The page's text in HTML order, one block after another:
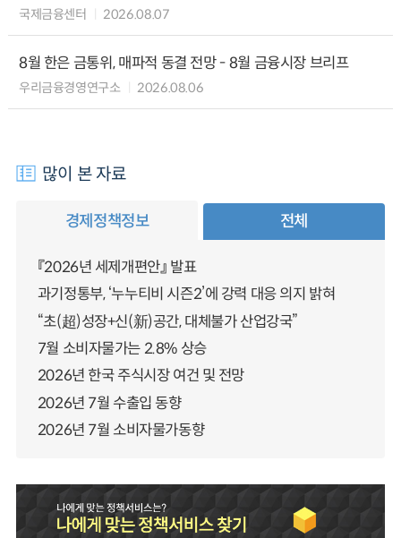
국제금융센터 2026.08.07
8월 한은 금통위, 매파적 동결 전망 - 8월 금융시장 브리프
우리금융경영연구소 2026.08.06
많이 본 자료
경제정책정보 전체
『2026년 세제개편안』 발표
과기정통부, ‘누누티비 시즌2’에 강력 대응 의지 밝혀
“초(超)성장+신(新)공간, 대체불가 산업강국”
7월 소비자물가는 2.8% 상승
2026년 한국 주식시장 여건 및 전망
2026년 7월 수출입 동향
2026년 7월 소비자물가동향